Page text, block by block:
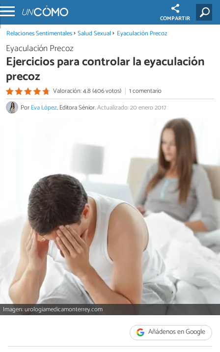
COMPARTIR
Relaciones Sentimentales Salud Sexual Eyaculación Precoz
Eyaculación Precoz
Ejercicios para controlar la eyaculación
precoz
Valoración: 4.8 (406 votos)
1 comentario
PorEva López, Editora Sénior.Actualizado: 20 enero 2017
Imagen: urologiamedicamonterrey.com
Añádenos en Google